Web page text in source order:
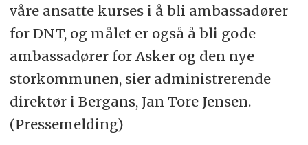
våre ansatte kurses i å bli ambassadører
for DNT, og målet er også å bli gode
ambassadører for Asker og den nye
storkommunen, sier administrerende
direktør i Bergans, Jan Tore Jensen.
(Pressemelding)